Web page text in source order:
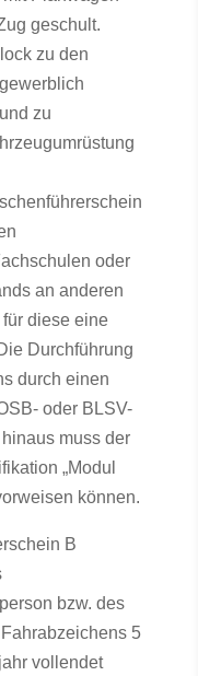
geschult.
zu den
zu
oder
an anderen
diese eine
Durchführung
durch einen
oder BLSV-
muss der
„Modul
können.
B
bzw. des
5
vollendet